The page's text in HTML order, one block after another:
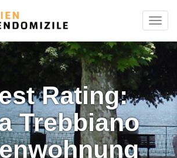
Menu
Rating:
Trebbiano